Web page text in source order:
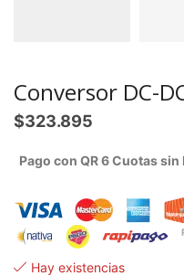
Conversor DC-
$323.895
Pago con QR 6 Cuotas sin
Hay existencias